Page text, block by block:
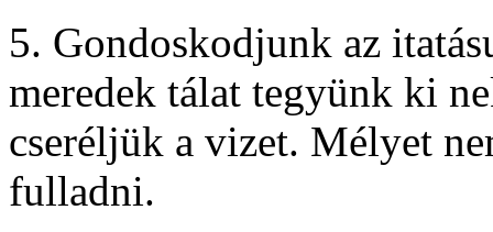
5. Gondoskodjunk az
meredek tálat tegyünk ki
cseréljük a vizet. Mélyet
fulladni.